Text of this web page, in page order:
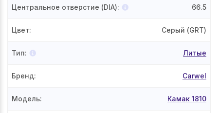
Центральное отверстие (DIA): 66.5
Цвет: Серый (GRT)
Тип: Литые
Бренд: Carwel
Модель: Камак 1810